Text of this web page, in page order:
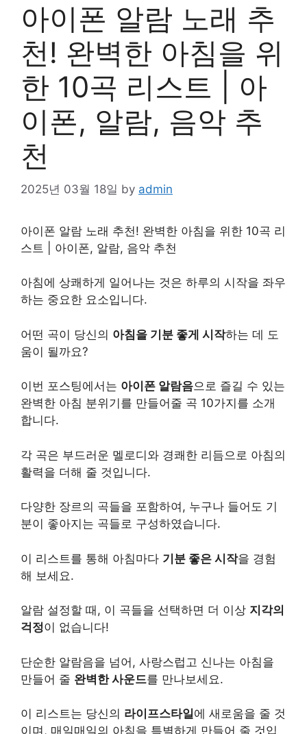
아이폰 알람 노래 추
천! 완벽한 아침을 위
한 10곡 리스트 | 아
이폰, 알람, 음악 추
천
2025년 03월 18일 by admin
아이폰 알람 노래 추천! 완벽한 아침을 위한 10곡 리
스 트 | 아이폰, 알람, 음악 추천
아침에 상쾌하게 일어나는 것은 하루의 시작을 좌우
하는 중요한 요소입니다.
어떤 곡이 당신의 아침을 기분 좋게 시작하는 데 도
움이 될까요?
이번 포스팅에서는 아이폰 알람음으로 즐길 수 있는
완벽한 아침 분위기를 만들어줄 곡 10가지를 소개
합니다.
각 곡은 부드러운 멜로디와 경쾌한 리듬으로 아침의
활력을 더해 줄 것입니다.
다양한 장르의 곡들을 포함하여, 누구나 들어도 기
분이 좋아지는 곡들로 구성하였습니다.
이 리스트를 통해 아침마다 기분 좋은 시작을 경험
해 보세요.
알람 설정할 때, 이 곡들을 선택하면 더 이상 지각의
걱정이 없습니다!
단순한 알람음을 넘어, 사랑스럽고 신나는 아침을
만들어 줄 완벽한 사운드를 만나보세요.
이 리스트는 당신의 라이프스타일에 새로움을 줄 것
이며, 매일매일의 아침을 특별하게 만들어 줄 것입